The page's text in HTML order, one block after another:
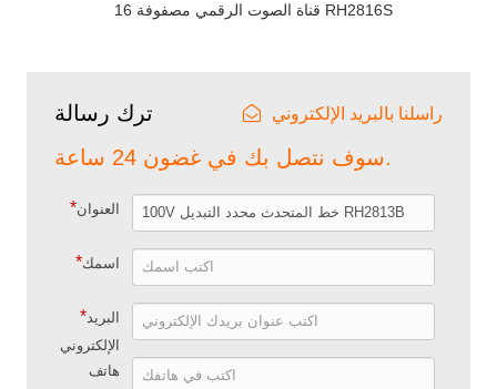
16 قناة الصوت الرقمي مصفوفة RH2816S
ترك رسالة راسلنا بالبريد الإلكتروني
سوف نتصل بك في غضون 24 ساعة.
*العنوان
*اسمك
*البريد
الإلكتروني
هاتف